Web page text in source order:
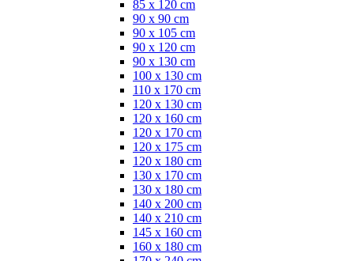
85 x 120 cm
90 x 90 cm
90 x 105 cm
90 x 120 cm
90 x 130 cm
100 x 130 cm
110 x 170 cm
120 x 130 cm
120 x 160 cm
120 x 170 cm
120 x 175 cm
120 x 180 cm
130 x 170 cm
130 x 180 cm
140 x 200 cm
140 x 210 cm
145 x 160 cm
160 x 180 cm